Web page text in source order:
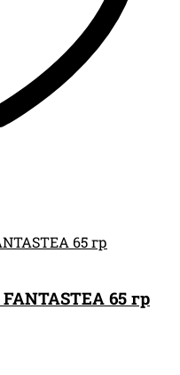
65 гр